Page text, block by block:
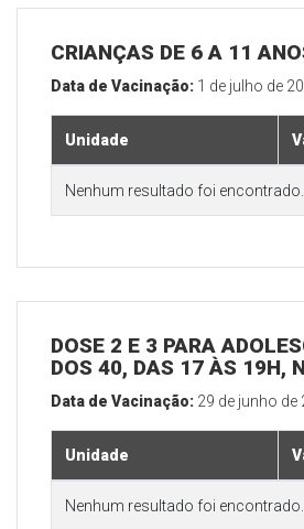
CRIANÇAS DE 6 A 11
Data de Vacinação: 1 de julho de
Unidade
Nenhum resultado foi encontrado.
DOSE 2 E 3 PARA
DOS 40, DAS 17 ÀS 19H,
Data de Vacinação: 29 de junho de
Unidade
Nenhum resultado foi encontrado.